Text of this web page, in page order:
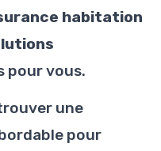
habitation
pour vous.
une
pour